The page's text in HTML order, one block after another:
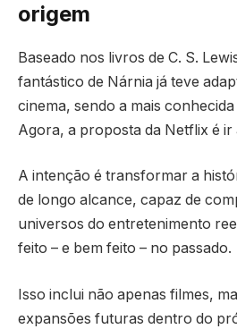
origem
Baseado nos livros de C. S.
fantástico de Nárnia já teve
cinema, sendo a mais
Agora, a proposta da Netflix é ir
A intenção é transformar a
de longo alcance, capaz de
universos do entretenimento
feito – e bem feito – no passado.
Isso inclui não apenas filmes,
expansões futuras dentro do